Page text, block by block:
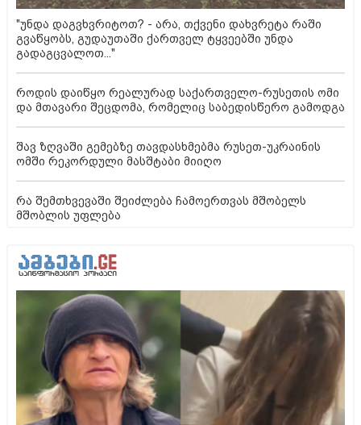
"უნდა დაგვხვრიტოთ? - არა, თქვენი დახვრეტა რაში
გვაწყობს, გუდაუთაში ქართველ ტყვეებში უნდა
გადაგცვალოთ..."
როდის დაიწყო რეალურად საქართველო-რუსეთის ომი
და მთავარი შეცდომა, რომელიც საბედისწერო გამოდგა
შავ ზღვაში გემებზე თავდასხმებმა რუსეთ-უკრაინის
ომში რეკორდული მასშტაბი მიიღო
რა შემთხვევაში შეიძლება ჩამოერთვას მშობელს
მშობლის უფლება